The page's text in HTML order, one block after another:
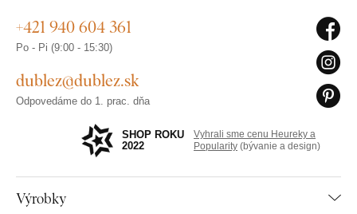
Výrobky
+421 940 604 361
Po - Pi (9:00 - 15:30)
dublez@dublez.sk
Odpovedáme do 1. prac. dňa
SHOP ROKU
2022
Vyhrali sme cenu Heureky a
Popularity (bývanie a design)